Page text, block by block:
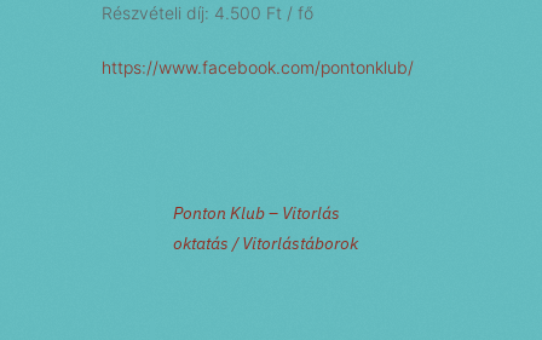
Részvételi díj: 4.500 Ft / fő
https://www.facebook.com/pontonklub/
Ponton Klub – Vitorlás
oktatás / Vitorlástáborok